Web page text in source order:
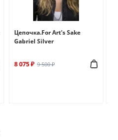
Цепочка.For Art's Sake
Gabriel Silver
8 075 ₽ 9 500 ₽